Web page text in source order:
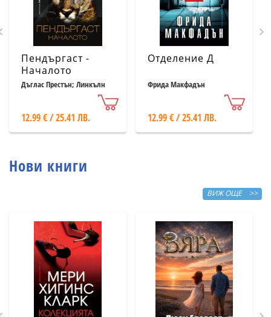
Пендъргаст -
Началото
Дъглас Престън; Линкълн
12.99 € / 25.41 ЛВ.
Отделение Д
Фрида Макфадън
12.99 € / 25.41 ЛВ.
Нови книги
ВИЖ ОЩЕ >>